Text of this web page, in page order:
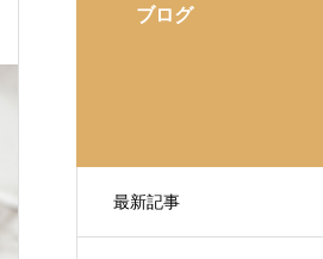
ブログ
最新記事